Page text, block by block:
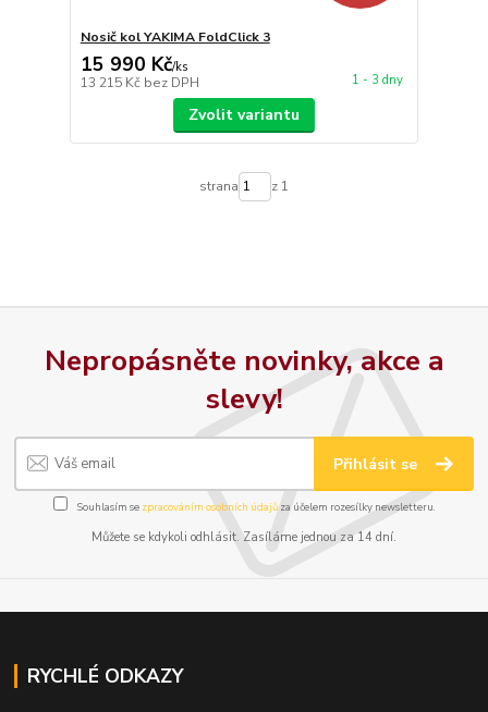
Nosič kol YAKIMA FoldClick 3
15 990 Kč/ks
13 215 Kč bez DPH 1 - 3 dny
Zvolit variantu
strana z 1
Nepropásněte novinky, akce a
slevy!
Přihlásit se
Souhlasím se zpracováním osobních údajůza účelem rozesílky newsletteru.
Můžete se kdykoli odhlásit. Zasíláme jednou za 14 dní.
RYCHLÉ ODKAZY